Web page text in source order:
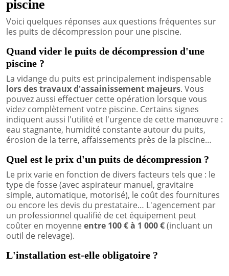
piscine
Voici quelques réponses aux questions fréquentes sur
les puits de décompression pour une piscine.
Quand vider le puits de décompression d'une
piscine ?
La vidange du puits est principalement indispensable
lors des travaux d'assainissement majeurs. Vous
pouvez aussi effectuer cette opération lorsque vous
videz complètement votre piscine. Certains signes
indiquent aussi l'utilité et l'urgence de cette manœuvre :
eau stagnante, humidité constante autour du puits,
érosion de la terre, affaissements près de la piscine…
Quel est le prix d'un puits de décompression ?
Le prix varie en fonction de divers facteurs tels que : le
type de fosse (avec aspirateur manuel, gravitaire
simple, automatique, motorisé), le coût des fournitures
ou encore les devis du prestataire… L'agencement par
un professionnel qualifié de cet équipement peut
coûter en moyenneentre 100 € à 1 000 €(incluant un
outil de relevage).
L'installation est-elle obligatoire ?